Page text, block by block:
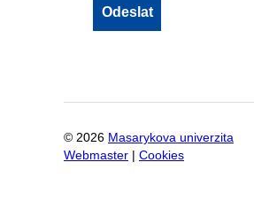
© 2026 Masarykova univerzita
Webmaster
Cookies